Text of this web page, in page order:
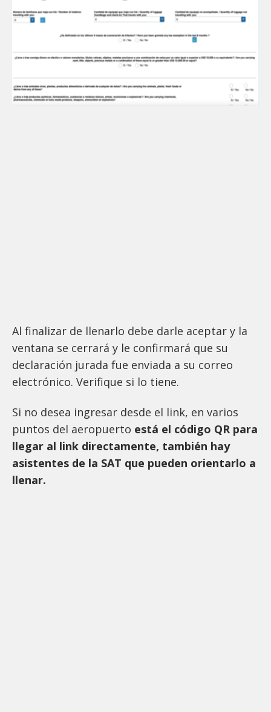
Al finalizar de llenarlo debe darle aceptar y la
ventana se cerrará y le confirmará que su
declaración jurada fue enviada a su correo
electrónico. Verifique si lo tiene.
Si no desea ingresar desde el link, en varios
puntos del aeropuerto está el código QR para
llegar al link directamente, también hay
asistentes de la SAT que pueden orientarlo a
llenar.